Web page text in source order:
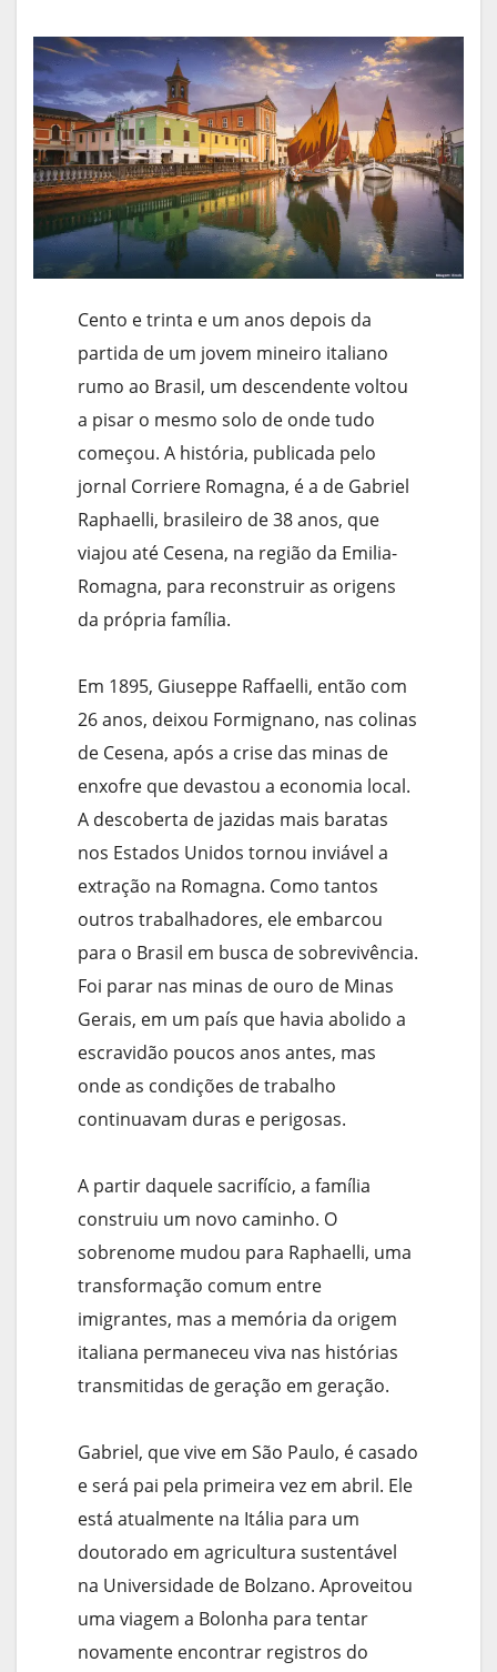
Cento e trinta e um anos depois da
partida de um jovem mineiro italiano
rumo ao Brasil, um descendente voltou
a pisar o mesmo solo de onde tudo
começou. A história, publicada pelo
jornal Corriere Romagna, é a de Gabriel
Raphaelli, brasileiro de 38 anos, que
viajou até Cesena, na região da Emilia-
Romagna, para reconstruir as origens
da própria família.
Em 1895, Giuseppe Raffaelli, então com
26 anos, deixou Formignano, nas colinas
de Cesena, após a crise das minas de
enxofre que devastou a economia local.
A descoberta de jazidas mais baratas
nos Estados Unidos tornou inviável a
extração na Romagna. Como tantos
outros trabalhadores, ele embarcou
para o Brasil em busca de sobrevivência.
Foi parar nas minas de ouro de Minas
Gerais, em um país que havia abolido a
escravidão poucos anos antes, mas
onde as condições de trabalho
continuavam duras e perigosas.
A partir daquele sacrifício, a família
construiu um novo caminho. O
sobrenome mudou para Raphaelli, uma
transformação comum entre
imigrantes, mas a memória da origem
italiana permaneceu viva nas histórias
transmitidas de geração em geração.
Gabriel, que vive em São Paulo, é casado
e será pai pela primeira vez em abril. Ele
está atualmente na Itália para um
doutorado em agricultura sustentável
na Universidade de Bolzano. Aproveitou
uma viagem a Bolonha para tentar
novamente encontrar registros do